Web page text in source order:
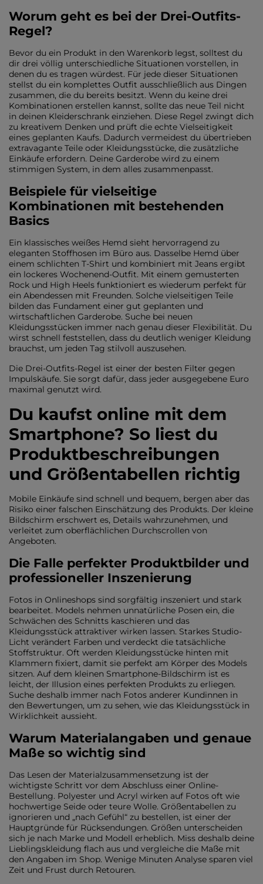
Worum geht es bei der Drei-Outfits-
Regel?
Bevor du ein Produkt in den Warenkorb legst, solltest du
dir drei völlig unterschiedliche Situationen vorstellen, in
denen du es tragen würdest. Für jede dieser Situationen
stellst du ein komplettes Outfit ausschließlich aus Dingen
zusammen, die du bereits besitzt. Wenn du keine drei
Kombinationen erstellen kannst, sollte das neue Teil nicht
in deinen Kleiderschrank einziehen. Diese Regel zwingt dich
zu kreativem Denken und prüft die echte Vielseitigkeit
eines geplanten Kaufs. Dadurch vermeidest du übertrieben
extravagante Teile oder Kleidungsstücke, die zusätzliche
Einkäufe erfordern. Deine Garderobe wird zu einem
stimmigen System, in dem alles zusammenpasst.
Beispiele für vielseitige
Kombinationen mit bestehenden
Basics
Ein klassisches weißes Hemd sieht hervorragend zu
eleganten Stoffhosen im Büro aus. Dasselbe Hemd über
einem schlichten T-Shirt und kombiniert mit Jeans ergibt
ein lockeres Wochenend-Outfit. Mit einem gemusterten
Rock und High Heels funktioniert es wiederum perfekt für
ein Abendessen mit Freunden. Solche vielseitigen Teile
bilden das Fundament einer gut geplanten und
wirtschaftlichen Garderobe. Suche bei neuen
Kleidungsstücken immer nach genau dieser Flexibilität. Du
wirst schnell feststellen, dass du deutlich weniger Kleidung
brauchst, um jeden Tag stilvoll auszusehen.
Die Drei-Outfits-Regel ist einer der besten Filter gegen
Impulskäufe. Sie sorgt dafür, dass jeder ausgegebene Euro
maximal genutzt wird.
Du kaufst online mit dem
Smartphone? So liest du
Produktbeschreibungen
und Größentabellen richtig
Mobile Einkäufe sind schnell und bequem, bergen aber das
Risiko einer falschen Einschätzung des Produkts. Der kleine
Bildschirm erschwert es, Details wahrzunehmen, und
verleitet zum oberflächlichen Durchscrollen von
Angeboten.
Die Falle perfekter Produktbilder und
professioneller Inszenierung
Fotos in Onlineshops sind sorgfältig inszeniert und stark
bearbeitet. Models nehmen unnatürliche Posen ein, die
Schwächen des Schnitts kaschieren und das
Kleidungsstück attraktiver wirken lassen. Starkes Studio-
Licht verändert Farben und verdeckt die tatsächliche
Stoffstruktur. Oft werden Kleidungsstücke hinten mit
Klammern fixiert, damit sie perfekt am Körper des Models
sitzen. Auf dem kleinen Smartphone-Bildschirm ist es
leicht, der Illusion eines perfekten Produkts zu erliegen.
Suche deshalb immer nach Fotos anderer Kundinnen in
den Bewertungen, um zu sehen, wie das Kleidungsstück in
Wirklichkeit aussieht.
Warum Materialangaben und genaue
Maße so wichtig sind
Das Lesen der Materialzusammensetzung ist der
wichtigste Schritt vor dem Abschluss einer Online-
Bestellung. Polyester und Acryl wirken auf Fotos oft wie
hochwertige Seide oder teure Wolle. Größentabellen zu
ignorieren und „nach Gefühl“ zu bestellen, ist einer der
Hauptgründe für Rücksendungen. Größen unterscheiden
sich je nach Marke und Modell erheblich. Miss deshalb deine
Lieblingskleidung flach aus und vergleiche die Maße mit
den Angaben im Shop. Wenige Minuten Analyse sparen viel
Zeit und Frust durch Retouren.